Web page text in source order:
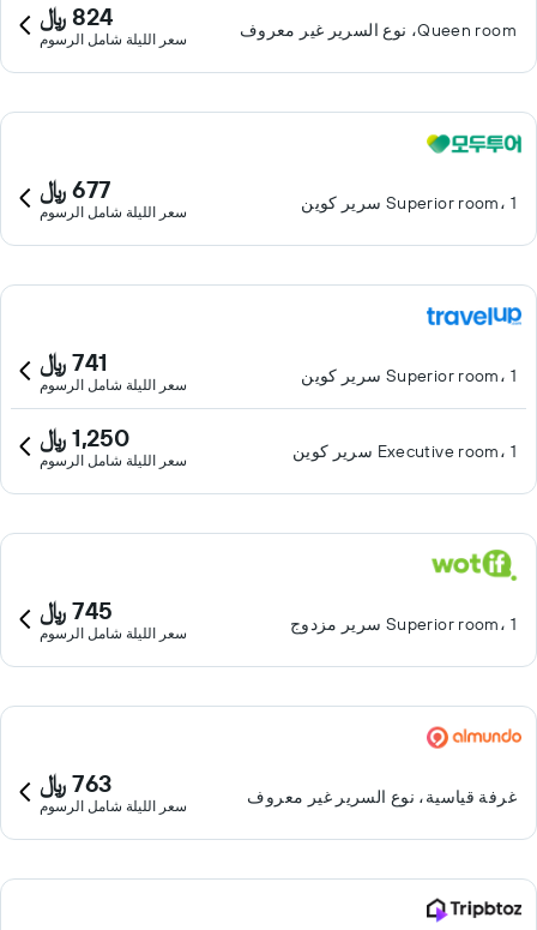
Queen room، نوع السرير غير معروف 824 ﷼
سعر الليلة شامل الرسوم
Superior room، 1 سرير كوين 677 ﷼
سعر الليلة شامل الرسوم
Superior room، 1 سرير كوين 741 ﷼
سعر الليلة شامل الرسوم
Executive room، 1 سرير كوين 1,250 ﷼
سعر الليلة شامل الرسوم
Superior room، 1 سرير مزدوج 745 ﷼
سعر الليلة شامل الرسوم
غرفة قياسية، نوع السرير غير معروف 763 ﷼
سعر الليلة شامل الرسوم